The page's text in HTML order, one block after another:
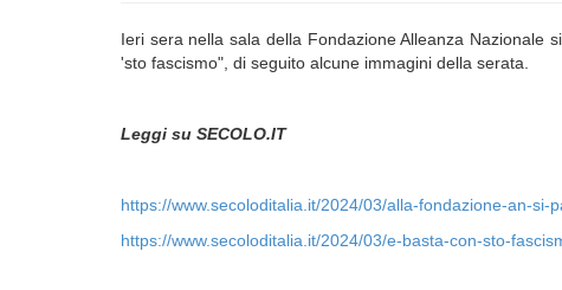
Ieri sera nella sala della Fondazione Alleanza Nazionale
'sto fascismo", di seguito alcune immagini della serata.
Leggi su SECOLO.IT
https://www.secoloditalia.it/2024/03/alla-fondazione-an-si-
https://www.secoloditalia.it/2024/03/e-basta-con-sto-